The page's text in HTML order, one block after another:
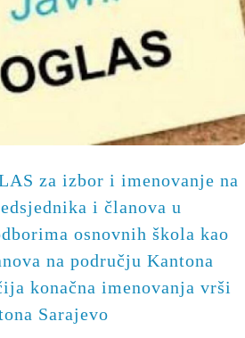
za izbor i imenovanje na
i članova u
osnovnih škola kao
na području Kantona
konačna imenovanja vrši
Sarajevo